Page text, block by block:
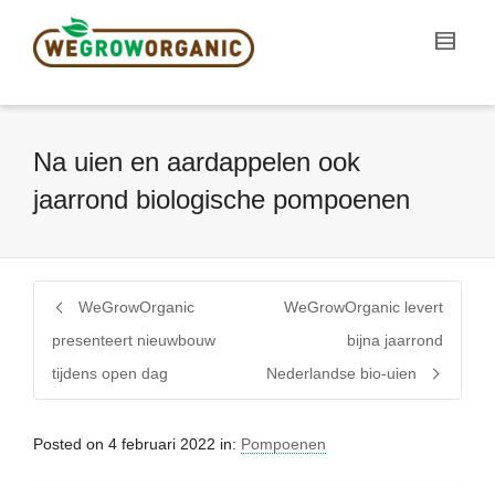
Na uien en aardappelen ook
jaarrond biologische pompoenen
WeGrowOrganic
presenteert nieuwbouw
tijdens open dag
WeGrowOrganic levert
bijna jaarrond
Nederlandse bio-uien
Posted on 4 februari 2022 in: Pompoenen